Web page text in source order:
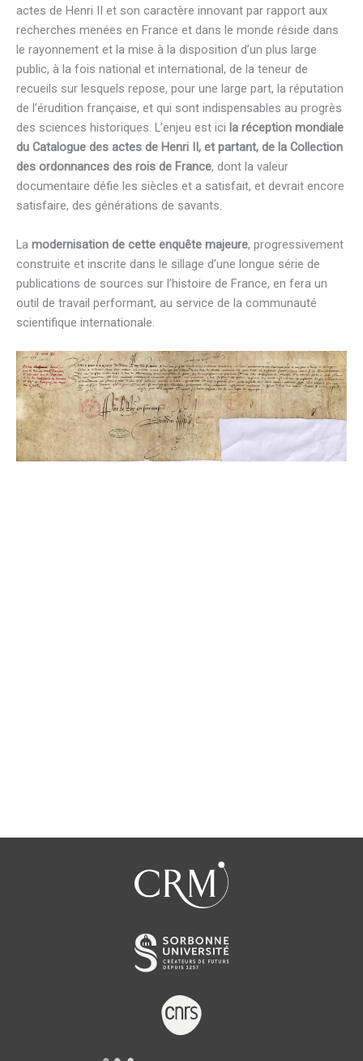
actes de Henri II et son caractère innovant par rapport aux
recherches menées en France et dans le monde réside dans
le rayonnement et la mise à la disposition d’un plus large
public, à la fois national et international, de la teneur de
recueils sur lesquels repose, pour une large part, la réputation
de l’érudition française, et qui sont indispensables au progrès
des sciences historiques. L’enjeu est ici la réception mondiale
du Catalogue des actes de Henri II, et partant, de la Collection
des ordonnances des rois de France, dont la valeur
documentaire défie les siècles et a satisfait, et devrait encore
satisfaire, des générations de savants.
La modernisation de cette enquête majeure, progressivement
construite et inscrite dans le sillage d’une longue série de
publications de sources sur l’histoire de France, en fera un
outil de travail performant, au service de la communauté
scientifique internationale.